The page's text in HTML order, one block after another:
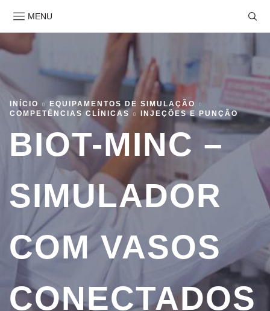
MENU
INÍCIO
EQUIPAMENTOS DE SIMULAÇÃO
COMPETÊNCIAS CLÍNICAS
INJEÇÕES E PUNÇÃO
BIOT-MINC –
SIMULADOR
COM VASOS
CONECTADOS